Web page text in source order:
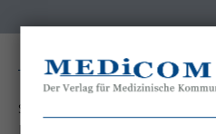
Seit Langem wird die
Lösung (NaCl 0,9%) zur